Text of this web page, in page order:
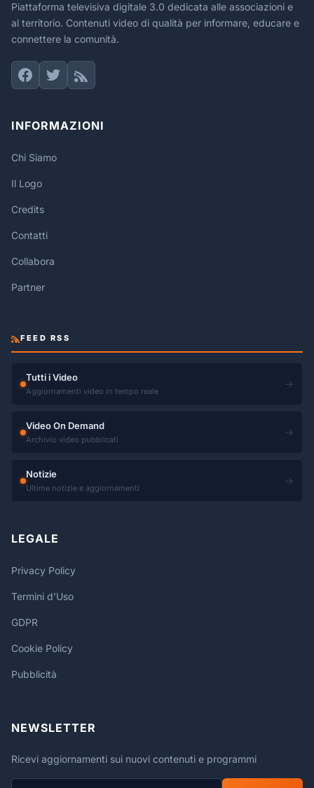
Piattaforma televisiva digitale 3.0 dedicata alle associazioni e
al territorio. Contenuti video di qualità per informare, educare e
connettere la comunità.
INFORMAZIONI
Chi Siamo
Il Logo
Credits
Contatti
Collabora
Partner
FEED RSS
Tutti i Video
Aggiornamenti video in tempo reale
→
Video On Demand
Archivio video pubblicati
→
Notizie
Ultime notizie e aggiornamenti
→
LEGALE
Privacy Policy
Termini d'Uso
GDPR
Cookie Policy
Pubblicità
NEWSLETTER
Ricevi aggiornamenti sui nuovi contenuti e programmi